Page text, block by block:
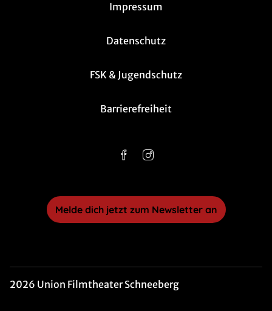
Impressum
Datenschutz
FSK & Jugendschutz
Barrierefreiheit
Melde dich jetzt zum Newsletter an
2026 Union Filmtheater Schneeberg